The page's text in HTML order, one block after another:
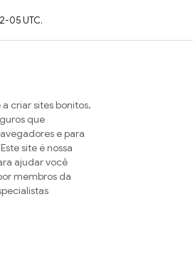
05 UTC.
criar sites bonitos,
que
e para
site é nossa
ajudar você
membros da